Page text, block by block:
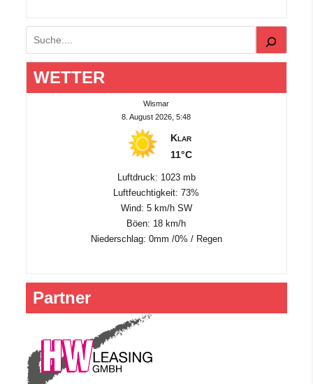
Suchen
WETTER
Wismar
8. August 2026, 5:48
Klar
11°C
Luftdruck: 1023 mb
Luftfeuchtigkeit: 73%
Wind: 5 km/h SW
Böen: 18 km/h
Niederschlag: 0mm /0% / Regen
Partner